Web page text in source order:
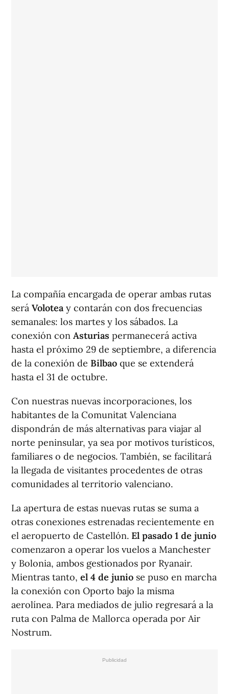
La compañía encargada de operar ambas rutas
será Volotea y contarán con dos frecuencias
semanales: los martes y los sábados. La
conexión con Asturias permanecerá activa
hasta el próximo 29 de septiembre, a diferencia
de la conexión de Bilbao que se extenderá
hasta el 31 de octubre.
Con nuestras nuevas incorporaciones, los
habitantes de la Comunitat Valenciana
dispondrán de más alternativas para viajar al
norte peninsular, ya sea por motivos turísticos,
familiares o de negocios. También, se facilitará
la llegada de visitantes procedentes de otras
comunidades al territorio valenciano.
La apertura de estas nuevas rutas se suma a
otras conexiones estrenadas recientemente en
el aeropuerto de Castellón. El pasado 1 de junio
comenzaron a operar los vuelos a Manchester
y Bolonia, ambos gestionados por Ryanair.
Mientras tanto, el 4 de junio se puso en marcha
la conexión con Oporto bajo la misma
aerolínea. Para mediados de julio regresará a la
ruta con Palma de Mallorca operada por Air
Nostrum.